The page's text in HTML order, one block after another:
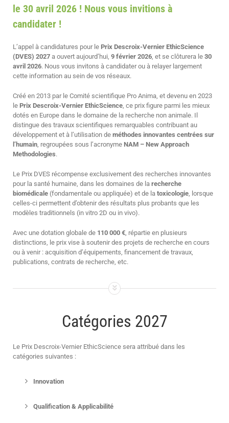
le 30 avril 2026 ! Nous vous invitions à
candidater !
L’appel à candidatures pour le Prix Descroix-Vernier EthicScience
(DVES) 2027 a ouvert aujourd’hui, 9 février 2026 , et se clôturera le 30
avril 2026. Nous vous invitons à candidater ou à relayer largement
cette information au sein de vos réseaux.
Créé en 2013 par le Comité scientifique Pro Anima, et devenu en 2023
le Prix Descroix-Vernier EthicScience , ce prix figure parmi les mieux
dotés en Europe dans le domaine de la recherche non animale. Il
distingue des travaux scientifiques remarquables contribuant au
développement et à l’utilisation de méthodes innovantes centrées sur
l’humain , regroupées sous l’acronyme NAM – New Approach
Methodologies.
Le Prix DVES récompense exclusivement des recherches innovantes
pour la santé humaine, dans les domaines de la recherche
biomédicale (fondamentale ou appliquée) et de la toxicologie , lorsque
celles-ci permettent d’obtenir des résultats plus probants que les
modèles traditionnels (in vitro 2D ou in vivo).
Avec une dotation globale de 110 000 € , répartie en plusieurs
distinctions, le prix vise à soutenir des projets de recherche en cours
ou à venir : acquisition d’équipements, financement de travaux,
publications, contrats de recherche, etc.
Catégories 2027
Le Prix Descroix-Vernier EthicScience sera attribué dans les
catégories suivantes :
Innovation
Qualification & Applicabilité